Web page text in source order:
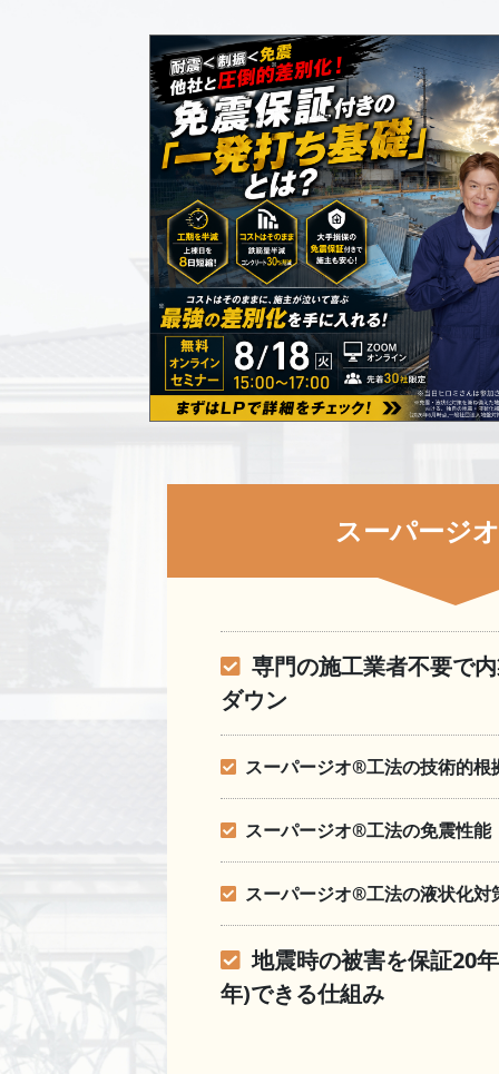
スーパージ
専門の施工業者不要で
ダウン
スーパージオ®︎工法の技術的根
スーパージオ®︎工法の免震性能
スーパージオ®︎工法の液状化対
地震時の被害を保証20
年)できる仕組み